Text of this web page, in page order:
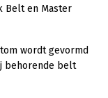
Belt en Master
wordt gevormd
behorende belt